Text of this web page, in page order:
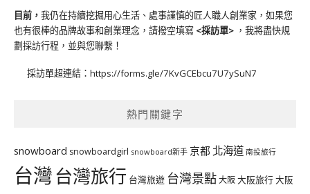
目前， 我仍在持續挖掘用心生活、處事謹慎的匠人職人創業家，如果您
也有很棒的品牌故事和創業理念，請撥空填寫 <採訪單> ，我將盡快規
劃採訪行程，並與您聯繫！
採訪單超連結： https://forms.gle/7KvGCEbcu7U7ySuN7
熱門關鍵字
snowboard snowboardgirl snowboard新手 京都 北海道 南投旅行
台灣台灣旅行 台灣旅遊 台灣景點大阪大阪旅行大阪